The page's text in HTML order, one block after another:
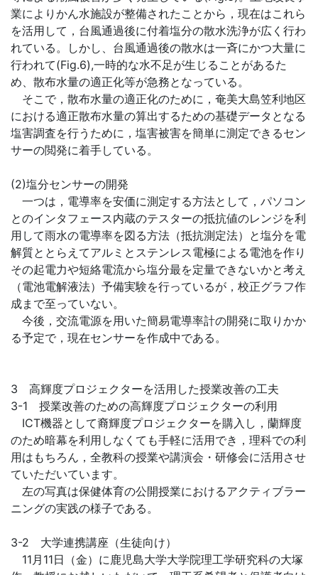
業によりかん水施設が整備されたことから，現在はこれら
を活用して，台風通過後に付着塩分の散水洗浄が広く行わ
れている。しかし、台風通過後の散水は一斉にかつ大量に
行われて(Fig.6),一時的な水不足が生じることがあるた
め、散布水量の適正化等が急務となっている。
そこで，散布水量の適正化のために，奄美大島笠利地区
における適正散布水量の算出するための基礎データとなる
塩害調査を行うために，塩害被害を簡単に測定できるセン
サーの閲発に着手している。
(2)塩分センサーの開発
一つは，電導率を安価に測定する方法として，パソコン
とのインタフェース内蔵のテスターの抵抗値のレンジを利
用して雨水の電導率を図る方法（抵抗測定法）と塩分を電
解質ととらえてアルミとステンレス電極による電池を作り
その起電力や短絡電流から塩分最を定量できないかと考え
（電池電解液法）予備実験を行っているが，校正グラフ作
成まで至っていない。
今後，交流電源を用いた簡易電導率計の開発に取りかか
る予定で，現在センサーを作成中である。
3 高輝度プロジェクターを活用した授業改善の工夫
3-1 授業改善のための高輝度プロジェクターの利用
ICT機器として裔輝度プロジェクターを購入し，蘭輝度
のため暗幕を利用しなくても手軽に活用でき，理科での利
用はもちろん，全教科の授業や講演会・研修会に活用させ
ていただいています。
左の写真は保健体育の公開授業におけるアクティブラー
ニングの実践の様子である。
3-2 大学連携講座（生徒向け）
11月11日（金）に鹿児島大学大学院理工学研究科の大塚